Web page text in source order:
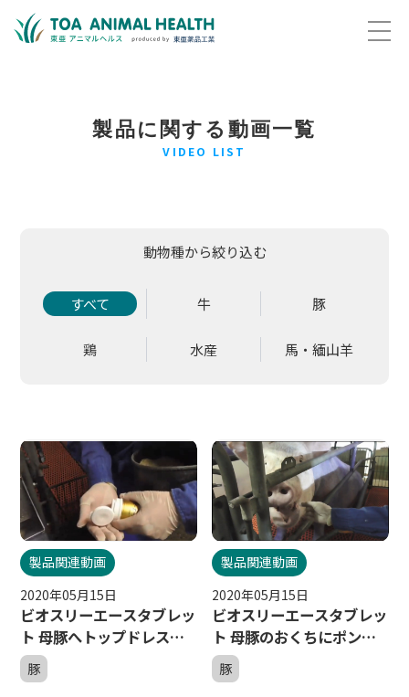
製品に関する動画一覧
VIDEO LIST
動物種から絞り込む
すべて 牛 豚
鶏 水産 馬・緬山羊
製品関連動画
2020年05月15日
ビオスリーエースタブレッ
ト 母豚へトップドレス給
与（2分間）
豚
製品関連動画
2020年05月15日
ビオスリーエースタブレッ
ト 母豚のおくちにポン（2
分間）
豚